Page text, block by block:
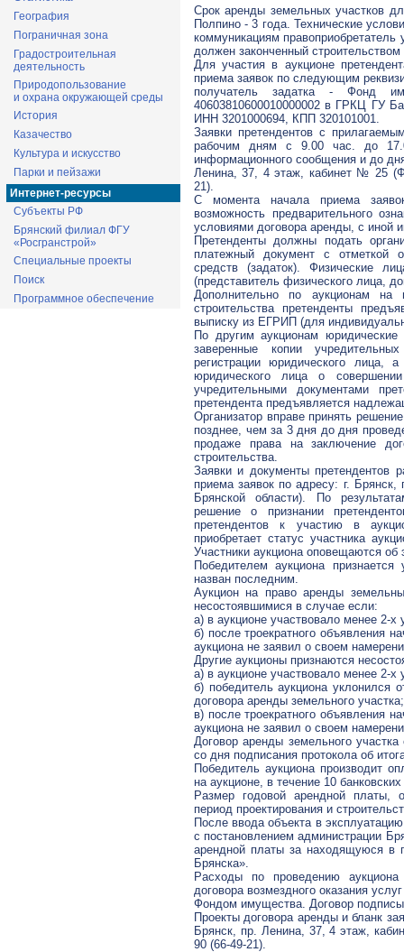
География
Пограничная зона
Градостроительная
деятельность
Природопользование
и охрана окружающей среды
История
Казачество
Культура и искусство
Парки и пейзажи
Интернет-ресурсы
Субъекты РФ
Брянский филиал ФГУ
«Росгранстрой»
Специальные проекты
Поиск
Программное обеспечение
Срок аренды земельных участков
Полпино - 3 года. Технические
коммуникациям правоприобретатель
должен законченный
Для участия в аукционе
приема заявок по следующим
получатель задатка - Фонд
40603810600010000002 в ГРКЦ ГУ
ИНН 3201000694, КПП 320101001.
Заявки претендентов с
рабочим дням с 9.00 час. до
информационного сообщения и до
Ленина, 37, 4 этаж, кабинет № 25
21).
С момента начала приема
возможность предварительного
условиями договора аренды, с иной
Претенденты должны подать
платежный документ с отметкой
средств (задаток). Физические
(представитель физического лица,
Дополнительно по аукционам
строительства претенденты
выписку из ЕГРИП (для
По другим аукционам юридические
заверенные копии
регистрации юридического лица,
юридического лица о
учредительными документами
претендента предъявляется
Организатор вправе принять
позднее, чем за 3 дня до дня
продаже права на заключение
строительства.
Заявки и документы претендентов
приема заявок по адресу: г.
Брянской области). По
решение о признании
претендентов к участию в
приобретает статус участника
Участники аукциона оповещаются об
Победителем аукциона
назван последним.
Аукцион на право аренды
несостоявшимися в случае если:
а) в аукционе участвовало менее 2-х
б) после троекратного объявления
аукциона не заявил о своем
Другие аукционы признаются
а) в аукционе участвовало менее 2-х
б) победитель аукциона уклонился
договора аренды земельного участка;
в) после троекратного объявления
аукциона не заявил о своем
Договор аренды земельного
со дня подписания протокола об
Победитель аукциона производит
на аукционе, в течение 10
Размер годовой арендной платы,
период проектирования и
После ввода объекта в
с постановлением администрации
арендной платы за находящуюся в
Брянска».
Расходы по проведению
договора возмездного оказания
Фондом имущества. Договор
Проекты договора аренды и бланк
Брянск, пр. Ленина, 37, 4 этаж,
90 (66-49-21).